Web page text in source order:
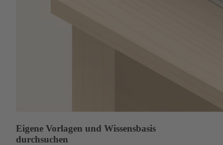
Eigene Vorlagen und Wissensbasis
durchsuchen